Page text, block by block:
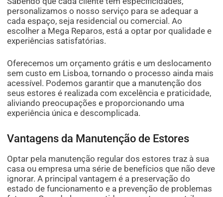
personalizamos o nosso serviço para se adequar a
cada espaço, seja residencial ou comercial. Ao
escolher a Mega Reparos, está a optar por qualidade e
experiências satisfatórias.
Oferecemos um orçamento grátis e um deslocamento
sem custo em Lisboa, tornando o processo ainda mais
acessível. Podemos garantir que a manutenção dos
seus estores é realizada com excelência e praticidade,
aliviando preocupações e proporcionando uma
experiência única e descomplicada.
Vantagens da Manutenção de Estores
Optar pela manutenção regular dos estores traz à sua
casa ou empresa uma série de benefícios que não deve
ignorar. A principal vantagem é a preservação do
estado de funcionamento e a prevenção de problemas